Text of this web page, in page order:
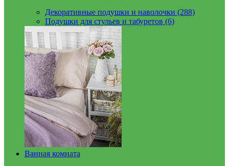
Декоративные подушки и наволочки (288)
Подушки для стульев и табуретов (6)
Ванная комната